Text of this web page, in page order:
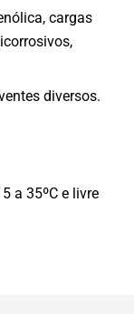
cargas
diversos.
a 35ºC e livre